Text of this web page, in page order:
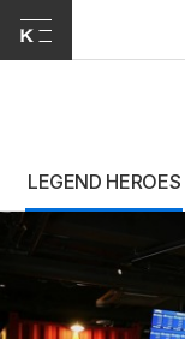
LEGEND HEROES